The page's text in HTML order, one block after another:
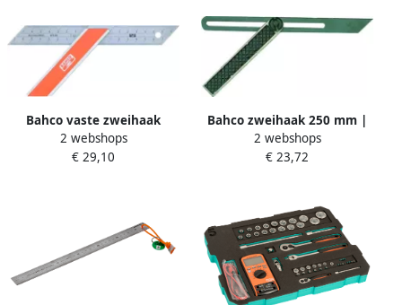
Bahco vaste zweihaak
250mm 45 en 135 | 9575-
250
2 webshops
€ 29,10
Bahco zweihaak 250 mm |
9572-250
2 webshops
€ 23,72